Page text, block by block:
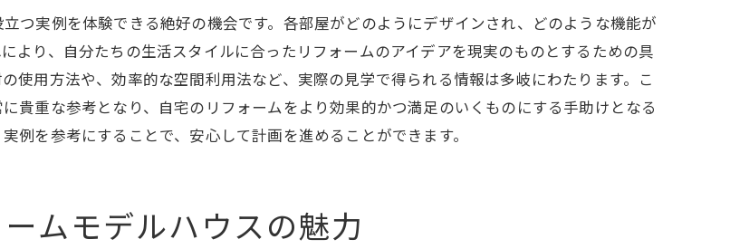
フスタイルを考えるリフォーム
ウスが示す住まいの進化
環境をリフォームで実現
えたリフォームの計画
デルハウスで得るプロジェクト成功の秘訣
つ実例を体験できる絶好の機会です。各部屋がどのようにデザインされ、どのような機能が
より、自分たちの生活スタイルに合ったリフォームのアイデアを現実のものとするための具
使用方法や、効率的な空間利用法など、実際の見学で得られる情報は多岐にわたります。こ
貴重な参考となり、自宅のリフォームをより効果的かつ満足のいくものにする手助けとなる
例を参考にすることで、安心して計画を進めることができます。
ムモデルハウスの魅力